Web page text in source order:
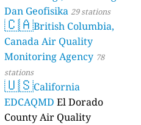
Dan Geofisika 29 stations
🇨🇦British Columbia,
Canada Air Quality
Monitoring Agency 78
stations
🇺🇸California
EDCAQMD El Dorado
County Air Quality